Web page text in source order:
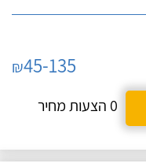
₪45-135
0 הצעות מחיר